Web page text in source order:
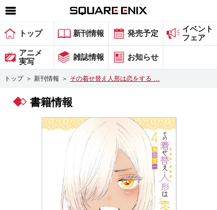
SQUARE ENIX 公式サイトメニュー
ゲーム
マガジン＆ブックス
グッズ
採用情報
トップ 新刊情報 発売予定
イベント
フェア
アニメ
実写
雑誌情報 お知らせ
トップ ＞ 新刊情報 ＞ その着せ替え人形は恋をする …
書籍情報